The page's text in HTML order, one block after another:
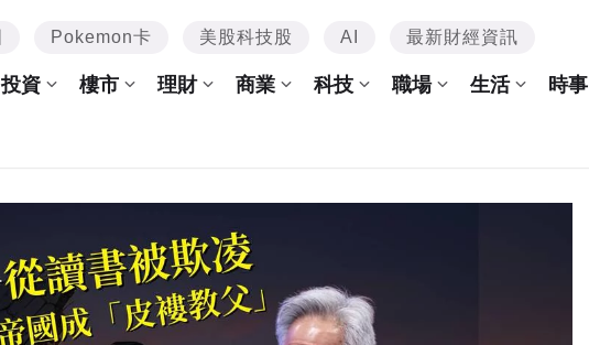
Pokemon卡 美股科技股 AI 最新財經資訊
投資 樓市 理財 商業 科技 職場 生活 時事